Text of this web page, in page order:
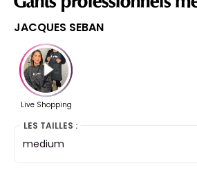
JACQUES SEBAN
LES TAILLES :
medium